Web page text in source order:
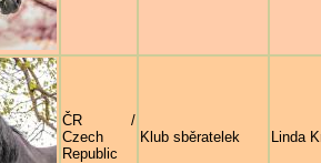
ČR /
Czech
Republic
Klub sběratelek Linda